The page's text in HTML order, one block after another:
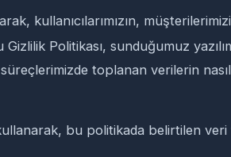
kullanıcılarımızın,
Gizlilik Politikası, sunduğumuz
süreçlerimizde toplanan verilerin
bu politikada belirtilen veri